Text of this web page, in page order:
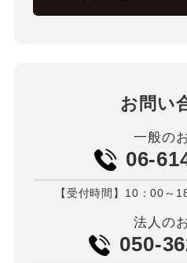
お問い
一般の
06-
【受付時間】10：00～
法人の
050-